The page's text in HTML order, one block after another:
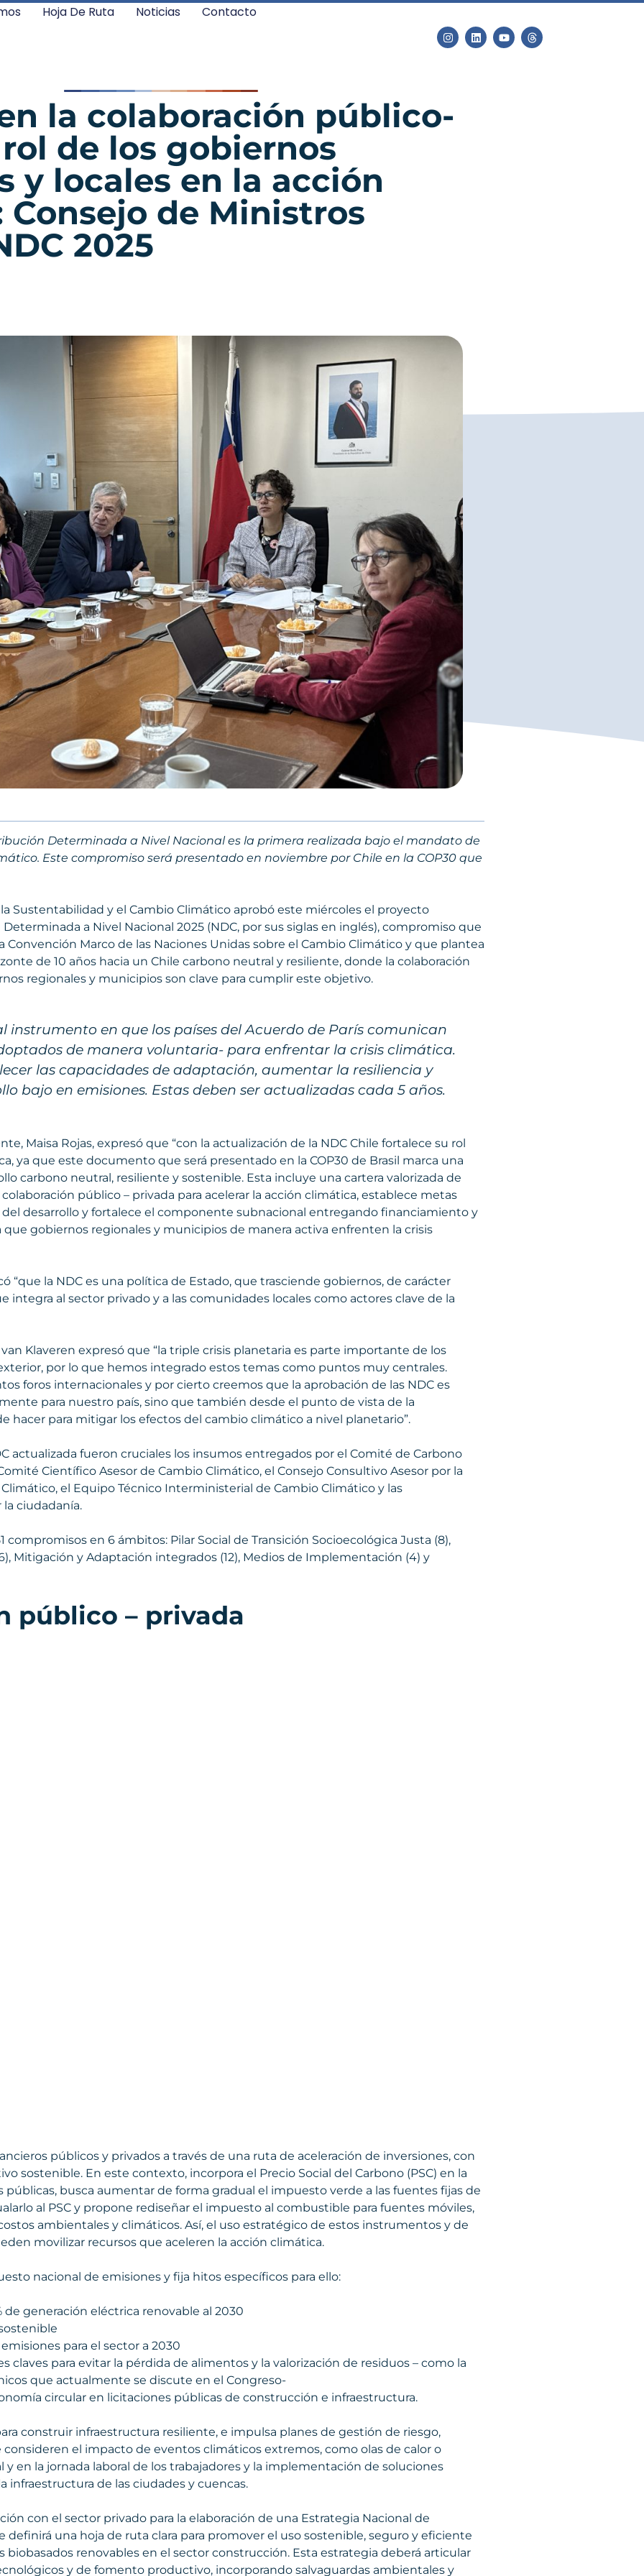
Hoja De Ruta Noticias Contacto
la colaboración público-
de los gobiernos
y locales en la acción
de Ministros
2025
Determinada a Nivel Nacional es la primera realizada bajo el mandato de
Este compromiso será presentado en noviembre por Chile en la COP30 que
Sustentabilidad y el Cambio Climático aprobó este miércoles el proyecto
a Nivel Nacional 2025 (NDC, por sus siglas en inglés), compromiso que
Convención Marco de las Naciones Unidas sobre el Cambio Climático y que plantea
de 10 años hacia un Chile carbono neutral y resiliente, donde la colaboración
regionales y municipios son clave para cumplir este objetivo.
instrumento en que los países del Acuerdo de París comunican
de manera voluntaria- para enfrentar la crisis climática.
las capacidades de adaptación, aumentar la resiliencia y
bajo en emisiones. Estas deben ser actualizadas cada 5 años.
Maisa Rojas, expresó que “con la actualización de la NDC Chile fortalece su rol
ya que este documento que será presentado en la COP30 de Brasil marca una
carbono neutral, resiliente y sostenible. Esta incluye una cartera valorizada de
público – privada para acelerar la acción climática, establece metas
del desarrollo y fortalece el componente subnacional entregando financiamiento y
gobiernos regionales y municipios de manera activa enfrenten la crisis
“que la NDC es una política de Estado, que trasciende gobiernos, de carácter
integra al sector privado y a las comunidades locales como actores clave de la
Klaveren expresó que “la triple crisis planetaria es parte importante de los
por lo que hemos integrado estos temas como puntos muy centrales.
foros internacionales y por cierto creemos que la aprobación de las NDC es
para nuestro país, sino que también desde el punto de vista de la
hacer para mitigar los efectos del cambio climático a nivel planetario”.
actualizada fueron cruciales los insumos entregados por el Comité de Carbono
Científico Asesor de Cambio Climático, el Consejo Consultivo Asesor por la
el Equipo Técnico Interministerial de Cambio Climático y las
la ciudadanía.
compromisos en 6 ámbitos: Pilar Social de Transición Socioecológica Justa (8),
Mitigación y Adaptación integrados (12), Medios de Implementación (4) y
público – privada
públicos y privados a través de una ruta de aceleración de inversiones, con
sostenible. En este contexto, incorpora el Precio Social del Carbono (PSC) en la
públicas, busca aumentar de forma gradual el impuesto verde a las fuentes fijas de
al PSC y propone rediseñar el impuesto al combustible para fuentes móviles,
ambientales y climáticos. Así, el uso estratégico de estos instrumentos y de
movilizar recursos que aceleren la acción climática.
nacional de emisiones y fija hitos específicos para ello:
de generación eléctrica renovable al 2030
para el sector a 2030
claves para evitar la pérdida de alimentos y la valorización de residuos – como la
que actualmente se discute en el Congreso-
circular en licitaciones públicas de construcción e infraestructura.
construir infraestructura resiliente, e impulsa planes de gestión de riesgo,
el impacto de eventos climáticos extremos, como olas de calor o
y en la jornada laboral de los trabajadores y la implementación de soluciones
infraestructura de las ciudades y cuencas.
con el sector privado para la elaboración de una Estrategia Nacional de
definirá una hoja de ruta clara para promover el uso sostenible, seguro y eficiente
biobasados renovables en el sector construcción. Esta estrategia deberá articular
y de fomento productivo, incorporando salvaguardas ambientales y